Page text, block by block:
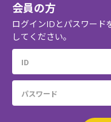
会員の方
ログインIDとパスワード
してください。